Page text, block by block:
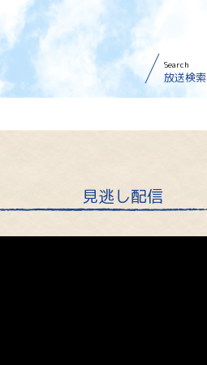
Search
放送検索
見逃し配信